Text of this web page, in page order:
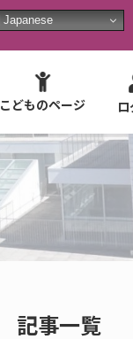
Japanese
こどものページ ロ
記事一覧